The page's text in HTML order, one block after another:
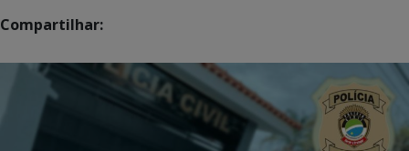
Compartilhar: